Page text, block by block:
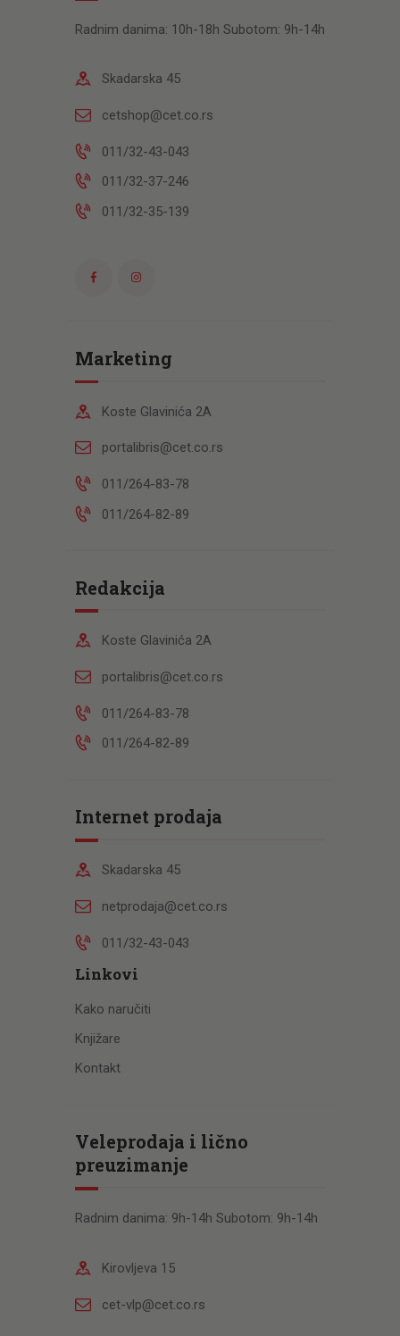
Radnim danima: 10h-18h Subotom: 9h-14h
Skadarska 45
cetshop@cet.co.rs
011/32-43-043
011/32-37-246
011/32-35-139
Marketing
Koste Glavinića 2A
portalibris@cet.co.rs
011/264-83-78
011/264-82-89
Redakcija
Koste Glavinića 2A
portalibris@cet.co.rs
011/264-83-78
011/264-82-89
Internet prodaja
Skadarska 45
netprodaja@cet.co.rs
011/32-43-043
Linkovi
Kako naručiti
Knjižare
Kontakt
Veleprodaja i lično
preuzimanje
Radnim danima: 9h-14h Subotom: 9h-14h
Kirovljeva 15
cet-vlp@cet.co.rs